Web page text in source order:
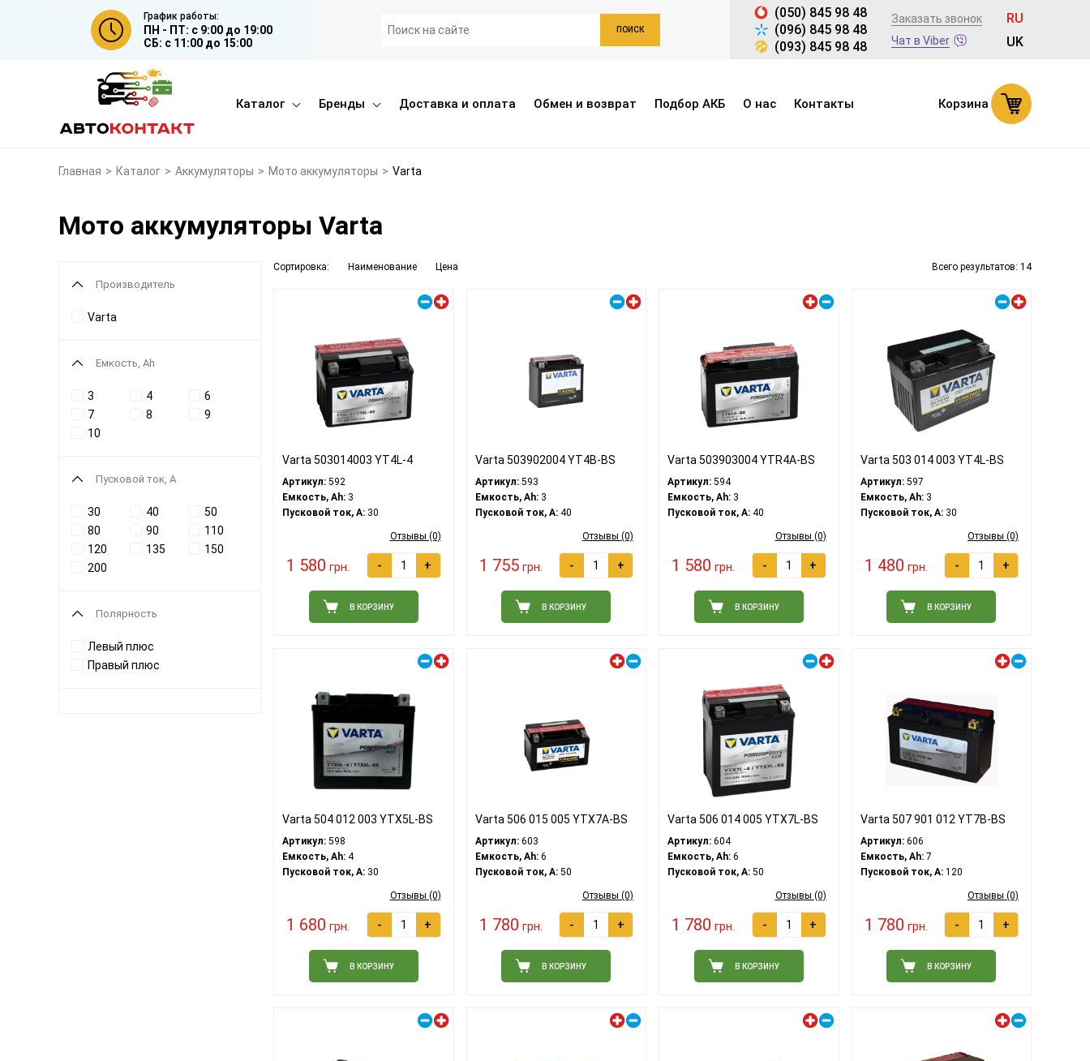
График работы:
ПН - ПТ: с 9:00 до 19:00
СБ: с 11:00 до 15:00
ПОИСК
(050) 845 98 48
(096) 845 98 48
(093) 845 98 48
Заказать звонок
Чат в Viber
RU
UK
Каталог Бренды Доставка и оплата Обмен и возврат Подбор АКБ О нас Контакты Корзина
Главная > Каталог > Аккумуляторы > Мото аккумуляторы > Varta
Мото аккумуляторы Varta
Производитель
Varta
Емкость, Ah
3 4
6
7
8
9
10
Пусковой ток, A
30 40
50
80
90
110
120
135
150
200
Полярность
Левый плюс
Правый плюс
Сортировка: Наименование Цена Всего результатов: 14
Varta 503014003 YT4L-4
Артикул: 592
Емкость, Ah: 3
Пусковой ток, A: 30
Отзывы (0)
1 580 грн. - +
В КОРЗИНУ
Varta 503902004 YT4B-BS
Артикул:593
Емкость, Ah:3
Пусковой ток, A:40
Отзывы (0)
1 755грн. - +
В КОРЗИНУ
Varta 503903004 YTR4A-BS
Артикул: 594
Емкость, Ah: 3
Пусковой ток, A: 40
Отзывы (0)
1 580 грн. - +
В КОРЗИНУ
Varta 503 014 003 YT4L-BS
Артикул:597
Емкость, Ah:3
Пусковой ток, A:30
Отзывы (0)
1 480 грн. - +
В КОРЗИНУ
Varta 504 012 003 YTX5L-BS
Артикул: 598
Емкость, Ah: 4
Пусковой ток, A: 30
Отзывы (0)
1 680 грн. - +
В КОРЗИНУ
Varta 506 015 005 YTX7A-BS
Артикул:603
Емкость, Ah:6
Пусковой ток, A:50
Отзывы (0)
1 780 грн. - +
В КОРЗИНУ
Varta 506 014 005 YTX7L-BS
Артикул: 604
Емкость, Ah: 6
Пусковой ток, A: 50
Отзывы (0)
1 780 грн. - +
В КОРЗИНУ
Varta 507 901 012 YT7B-BS
Артикул:606
Емкость, Ah:7
Пусковой ток, A:120
Отзывы (0)
1 780 грн. - +
В КОРЗИНУ